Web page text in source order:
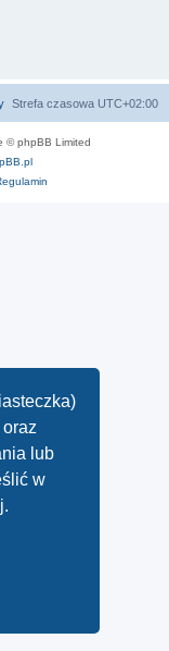
lub
w
Strefa czasowa UTC+02:00
© phpBB Limited